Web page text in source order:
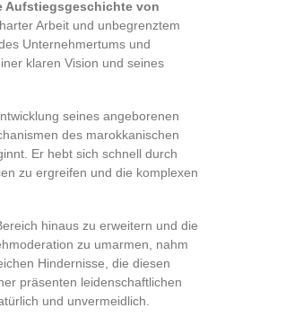
Aufstiegsgeschichte von
Arbeit und unbegrenztem
Unternehmertums und
klaren Vision und seines
seines angeborenen
des marokkanischen
Er hebt sich schnell durch
zu ergreifen und die komplexen
hinaus zu erweitern und die
zu umarmen, nahm
Hindernisse, die diesen
präsenten leidenschaftlichen
und unvermeidlich.